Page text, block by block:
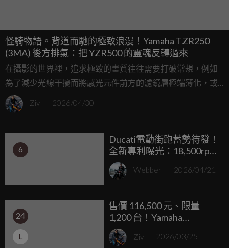
怪騎物語。背道而馳的極致浪漫！Yamaha TZR250
(3MA) 後方排氣：把 YZR500 的靈魂反轉過來
在攝影的世界裡，追求極致的畫質往往需要打破常規，例如
為了減少光線干擾而將感光元件前方的濾鏡層極端薄化，或
是像 Sony 在開發 ZV-E1 時，為了輕量化與性能的動態平衡而
進行大膽的硬體取捨，這種「為了單一目標而拋棄普世標
Ziv 2026/04/30
6
Ducati電動街跑蓄勢待發！
全新專利曝光：18,500rpm
橫置馬達＋極窄車架設
計，MotoE技術即將下
Webber 2026/04/21
24
L
售價 116,500 元、限量
1,200 台！Yamaha
CYGNUS XR 70 周年版發
表，YZF三車、周邊商品同
Ziv 2026/03/25